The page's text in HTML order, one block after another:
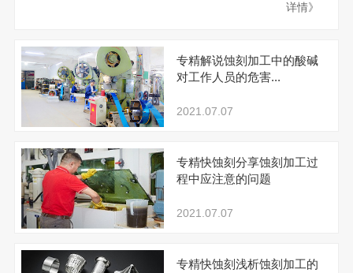
详情》
专精解说蚀刻加工中的酸碱
对工作人员的危害...
2021.07.07
专精快蚀刻分享蚀刻加工过
程中应注意的问题
2021.07.07
专精快蚀刻浅析蚀刻加工的